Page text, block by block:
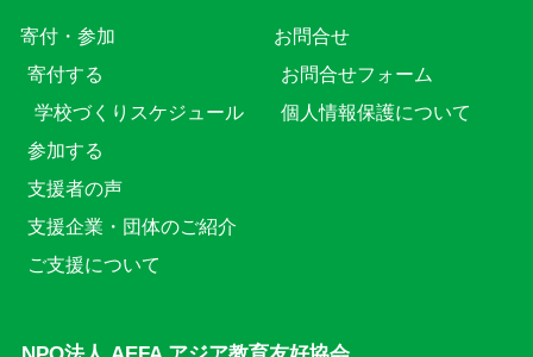
寄付・参加
寄付する
学校づくりスケジュール
参加する
支援者の声
支援企業・団体のご紹介
ご支援について
お問合せ
お問合せフォーム
個人情報保護について